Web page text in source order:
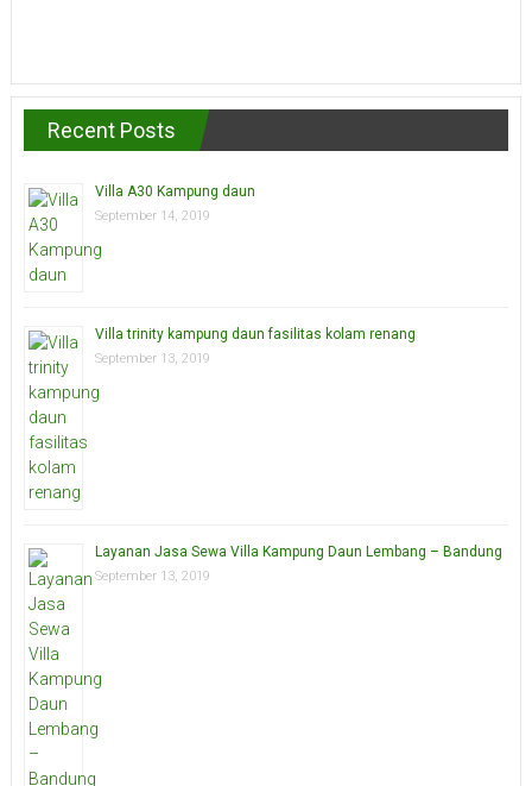
Recent Posts
Villa A30 Kampung daun
September 14, 2019
Villa trinity kampung daun fasilitas kolam renang
September 13, 2019
Layanan Jasa Sewa Villa Kampung Daun Lembang – Bandung
September 13, 2019